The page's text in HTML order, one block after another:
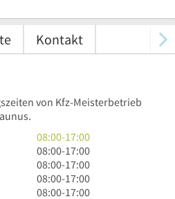
Kontakt
von Kfz-Meisterbetrieb
8
Uhr
bis
17
Uhr
08:00-17:00
8
Uhr
bis
17
08:00-17:00
8
Uhr
bis
08:00-17:00
8
Uhr
08:00-17:00
8
08:00-17:00